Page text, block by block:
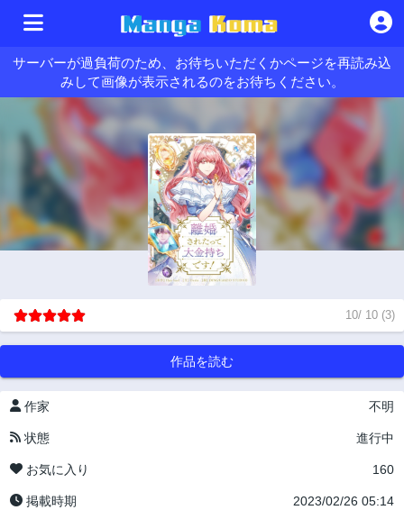
サーバーが過負荷のため、お待ちいただくかページを再読み込
みして画像が表示されるのをお待ちください。
10/ 10 (3)
作品を読む
作家 不明
状態 進行中
お気に入り 160
掲載時期 2023/02/26 05:14